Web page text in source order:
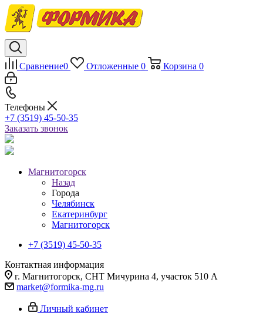
Сравнение0 Отложенные 0 Корзина 0
Телефоны
+7 (3519) 45-50-35
Заказать звонок
Магнитогорск
Назад
Города
Челябинск
Екатеринбург
Магнитогорск
+7 (3519) 45-50-35
Контактная информация
г. Магнитогорск, СНТ Мичурина 4, участок 510 А
market@formika-mg.ru
Личный кабинет